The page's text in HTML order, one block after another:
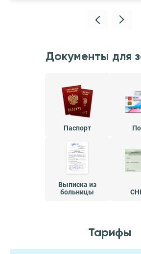
Документы для
Паспорт
Выписка из
больницы
Тарифы